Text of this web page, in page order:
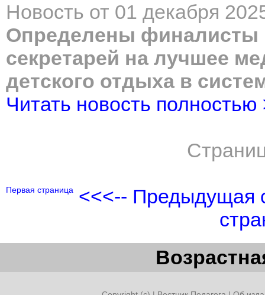
Новость от 01 декабря
Определены финалисты
секретарей на лучшее
детского отдыха в
Читать новость полностью
Первая страница
<<<-- Предыдущая